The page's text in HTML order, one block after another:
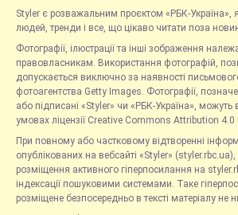
Styler є розважальним проєктом «РБК-Україна»,
людей, тренди і все, що цікаво читати поза
Фотографії, ілюстрації та інші зображення
правовласникам. Використання фотографій,
допускається виключно за наявності
фотоагентства Getty Images. Фотографії,
або підписані «Styler» чи «РБК-Україна», можуть
умовах ліцензії Creative Commons Attribution
При повному або частковому відтворенні
опублікованих на вебсайті «Styler»
розміщення активного гіперпосилання на
індексації пошуковими системами. Таке
розміщене безпосередньо в тексті матеріалу не